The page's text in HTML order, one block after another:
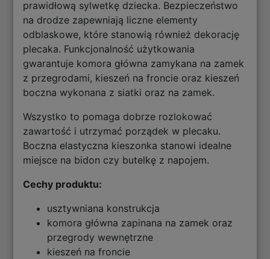
prawidłową sylwetkę dziecka. Bezpieczeństwo
na drodze zapewniają liczne elementy
odblaskowe, które stanowią również dekorację
plecaka. Funkcjonalność użytkowania
gwarantuje komora główna zamykana na zamek
z przegrodami, kieszeń na froncie oraz kieszeń
boczna wykonana z siatki oraz na zamek.
Wszystko to pomaga dobrze rozlokować
zawartość i utrzymać porządek w plecaku.
Boczna elastyczna kieszonka stanowi idealne
miejsce na bidon czy butelkę z napojem.
Cechy produktu:
usztywniana konstrukcja
komora główna zapinana na zamek oraz
przegrody wewnętrzne
kieszeń na froncie